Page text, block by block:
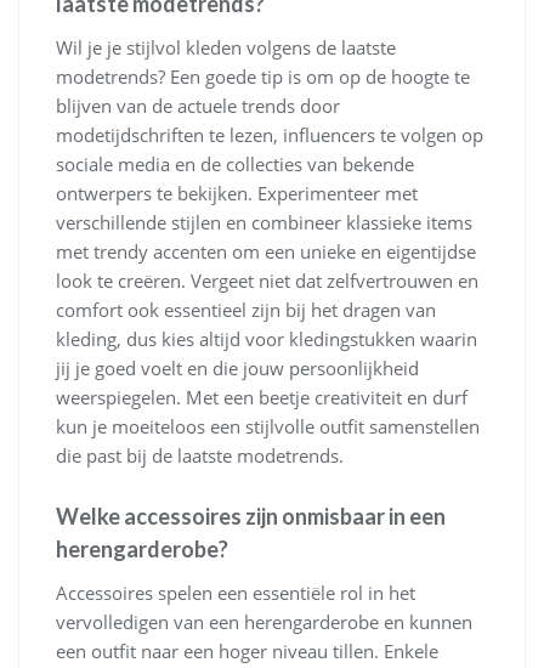
Wil je je stijlvol kleden volgens de laatste
modetrends? Een goede tip is om op de hoogte te
blijven van de actuele trends door
modetijdschriften te lezen, influencers te volgen op
sociale media en de collecties van bekende
ontwerpers te bekijken. Experimenteer met
verschillende stijlen en combineer klassieke items
met trendy accenten om een unieke en eigentijdse
look te creëren. Vergeet niet dat zelfvertrouwen en
comfort ook essentieel zijn bij het dragen van
kleding, dus kies altijd voor kledingstukken waarin
jij je goed voelt en die jouw persoonlijkheid
weerspiegelen. Met een beetje creativiteit en durf
kun je moeiteloos een stijlvolle outfit samenstellen
die past bij de laatste modetrends.
Welke accessoires zijn onmisbaar in een
herengarderobe?
Accessoires spelen een essentiële rol in het
vervolledigen van een herengarderobe en kunnen
een outfit naar een hoger niveau tillen. Enkele